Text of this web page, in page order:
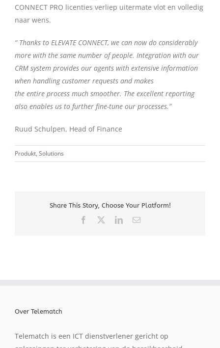
CONNECT PRO licenties verliep uitermate vlot en volledig
naar wens.
“ Thanks to ELEVATE CONNECT, we can now do considerably
more with the same number of people. Integration with our
CRM system provides our agents with extensive information
when handling customer requests and makes
the entire process much smoother. The excellent reporting
also enables us to further fine-tune our processes.”
Ruud Schulpen, Head of Finance
Produkt, Solutions
Share This Story, Choose Your Platform!
Facebook LinkedIn
E-
Over Telematch
Telematch is een ICT dienstverlener gericht op